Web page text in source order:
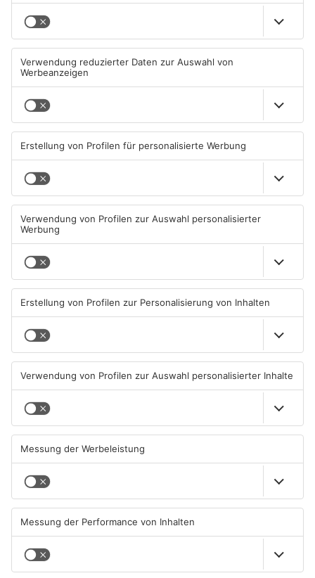
Einbruch ins Seligenstädter
Jugendzentrum scheitert
OFFENBACH
Trinkwasserbrunnen in
Obertshausen mit Keimen
belastet
Senior vor Offenbacher Bank
abgelenkt und bestohlen
05.08.2026, 13:42 UHR IN KREIS
OFFENBACH
Igel verursacht
Polizeieinsatz in Mühlheimer
Supermarkt
04.08.2026, 07:54 UHR IN KREIS